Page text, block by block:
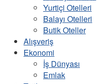
Yurtiçi Otelleri
Balayı Otelleri
Butik Oteller
Alışveriş
Ekonomi
İş Dünyası
Emlak